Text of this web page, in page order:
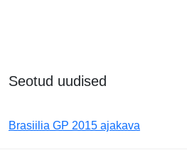
Seotud uudised
Brasiilia GP 2015 ajakava